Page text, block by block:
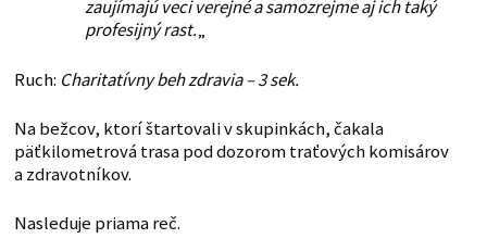
zaujímajú veci verejné a samozrejme aj ich taký
profesijný rast.„
Ruch: Charitatívny beh zdravia – 3 sek.
Na bežcov, ktorí štartovali v skupinkách, čakala
päťkilometrová trasa pod dozorom traťových komisárov
a zdravotníkov.
Nasleduje priama reč.